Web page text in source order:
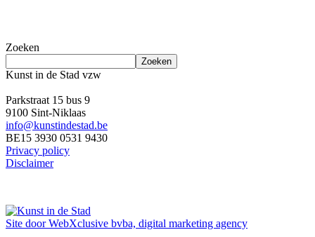
Zoeken
Zoeken
Kunst in de Stad vzw
Parkstraat 15 bus 9
9100 Sint-Niklaas
info@kunstindestad.be
BE15 3930 0531 9430
Privacy policy
Disclaimer
Site door WebXclusive bvba, digital marketing agency